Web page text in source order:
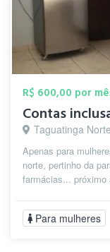
R$ 600,00 por
Contas
Taguatinga
Apenas para
norte, pertinho da
farmácias... próximo
Para mulheres